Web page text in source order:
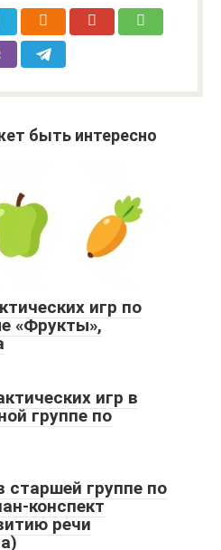
быть интересно
игр по
«Фрукты»,
игр в
группе по
старшей группе по
конспект
речи